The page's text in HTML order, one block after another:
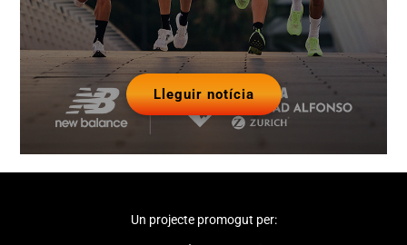
Lleguir notícia
Un projecte promogut per: